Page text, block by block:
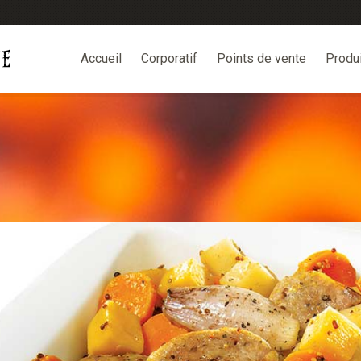
Accueil Corporatif Points de vente